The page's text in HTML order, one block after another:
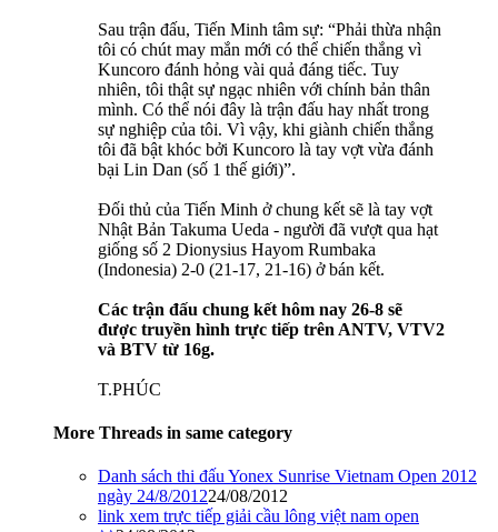
Sau trận đấu, Tiến Minh tâm sự: “Phải thừa nhận
tôi có chút may mắn mới có thể chiến thắng vì
Kuncoro đánh hỏng vài quả đáng tiếc. Tuy
nhiên, tôi thật sự ngạc nhiên với chính bản thân
mình. Có thể nói đây là trận đấu hay nhất trong
sự nghiệp của tôi. Vì vậy, khi giành chiến thắng
tôi đã bật khóc bởi Kuncoro là tay vợt vừa đánh
bại Lin Dan (số 1 thế giới)”.
Đối thủ của Tiến Minh ở chung kết sẽ là tay vợt
Nhật Bản Takuma Ueda - người đã vượt qua hạt
giống số 2 Dionysius Hayom Rumbaka
(Indonesia) 2-0 (21-17, 21-16) ở bán kết.
Các trận đấu chung kết hôm nay 26-8 sẽ
được truyền hình trực tiếp trên ANTV, VTV2
và BTV từ 16g.
T.PHÚC
More Threads in same category
Danh sách thi đấu Yonex Sunrise Vietnam Open 2012
ngày 24/8/201224/08/2012
link xem trực tiếp giải cầu lông việt nam open